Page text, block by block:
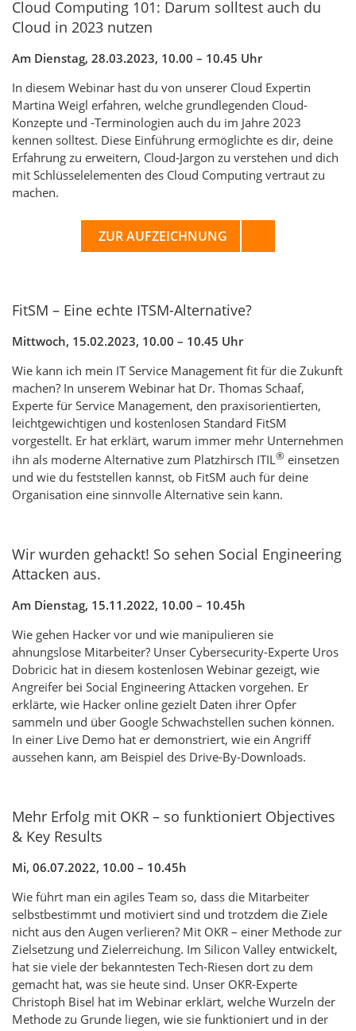
Cloud Computing 101: Darum solltest auch du
Cloud in 2023 nutzen
Am Dienstag, 28.03.2023, 10.00 – 10.45 Uhr
In diesem Webinar hast du von unserer Cloud Expertin
Martina Weigl erfahren, welche grundlegenden Cloud-
Konzepte und -Terminologien auch du im Jahre 2023
kennen solltest. Diese Einführung ermöglichte es dir, deine
Erfahrung zu erweitern, Cloud-Jargon zu verstehen und dich
mit Schlüsselelementen des Cloud Computing vertraut zu
machen.
ZUR AUFZEICHNUNG
FitSM – Eine echte ITSM-Alternative?
Mittwoch, 15.02.2023, 10.00 – 10.45 Uhr
Wie kann ich mein IT Service Management fit für die Zukunft
machen? In unserem Webinar hat Dr. Thomas Schaaf,
Experte für Service Management, den praxisorientierten,
leichtgewichtigen und kostenlosen Standard FitSM
vorgestellt. Er hat erklärt, warum immer mehr Unternehmen
ihn als moderne Alternative zum Platzhirsch ITIL® einsetzen
und wie du feststellen kannst, ob FitSM auch für deine
Organisation eine sinnvolle Alternative sein kann.
Wir wurden gehackt! So sehen Social Engineering
Attacken aus.
Am Dienstag, 15.11.2022, 10.00 – 10.45h
Wie gehen Hacker vor und wie manipulieren sie
ahnungslose Mitarbeiter? Unser Cybersecurity-Experte Uros
Dobricic hat in diesem kostenlosen Webinar gezeigt, wie
Angreifer bei Social Engineering Attacken vorgehen. Er
erklärte, wie Hacker online gezielt Daten ihrer Opfer
sammeln und über Google Schwachstellen suchen können.
In einer Live Demo hat er demonstriert, wie ein Angriff
aussehen kann, am Beispiel des Drive-By-Downloads.
Mehr Erfolg mit OKR – so funktioniert Objectives
& Key Results
Mi, 06.07.2022, 10.00 – 10.45h
Wie führt man ein agiles Team so, dass die Mitarbeiter
selbstbestimmt und motiviert sind und trotzdem die Ziele
nicht aus den Augen verlieren? Mit OKR – einer Methode zur
Zielsetzung und Zielerreichung. Im Silicon Valley entwickelt,
hat sie viele der bekanntesten Tech-Riesen dort zu dem
gemacht hat, was sie heute sind. Unser OKR-Experte
Christoph Bisel hat im Webinar erklärt, welche Wurzeln der
Methode zu Grunde liegen, wie sie funktioniert und in der